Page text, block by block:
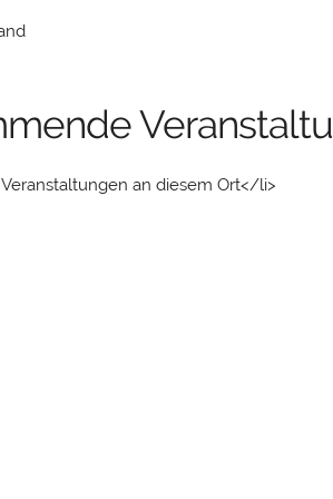
an diesem Ort</li>